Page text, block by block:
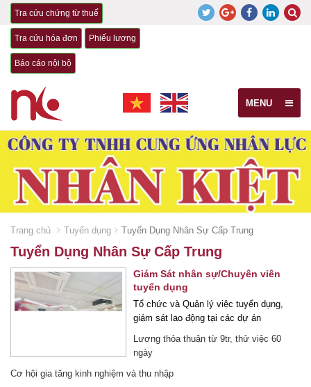
Tra cứu chứng từ thuế
Tra cứu hóa đơn Phiếu lương
Báo cáo nội bộ
MENU
Trang chủ Tuyển dụng Tuyển Dụng Nhân Sự Cấp Trung
Tuyển Dụng Nhân Sự Cấp Trung
Giám Sát nhân sự/Chuyên viên
tuyển dụng
Tổ chức và Quản lý việc tuyển dụng,
giám sát lao động tại các dự án
Lương thỏa thuận từ 9tr, thử việc 60
ngày
Cơ hội gia tăng kinh nghiệm và thu nhập